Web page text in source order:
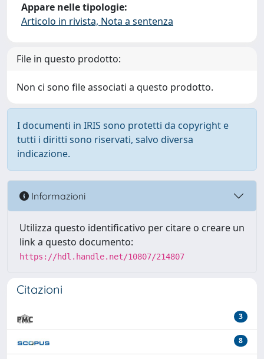
Appare nelle tipologie:
Articolo in rivista, Nota a sentenza
File in questo prodotto:
Non ci sono file associati a questo prodotto.
I documenti in IRIS sono protetti da copyright e
tutti i diritti sono riservati, salvo diversa
indicazione.
Informazioni
Utilizza questo identificativo per citare o creare un
link a questo documento:
https://hdl.handle.net/10807/214807
Citazioni
3
8